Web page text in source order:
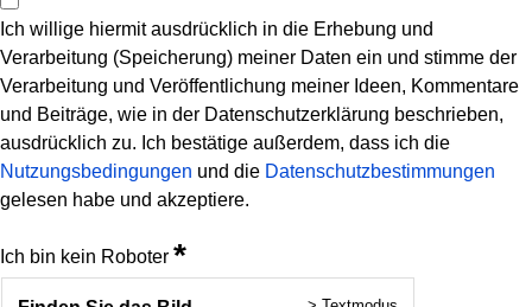
Ich willige hiermit ausdrücklich in die Erhebung und
Verarbeitung (Speicherung) meiner Daten ein und stimme der
Verarbeitung und Veröffentlichung meiner Ideen, Kommentare
und Beiträge, wie in der Datenschutzerklärung beschrieben,
ausdrücklich zu. Ich bestätige außerdem, dass ich die
Nutzungsbedingungen und die Datenschutzbestimmungen
gelesen habe und akzeptiere.
Ich bin kein Roboter *